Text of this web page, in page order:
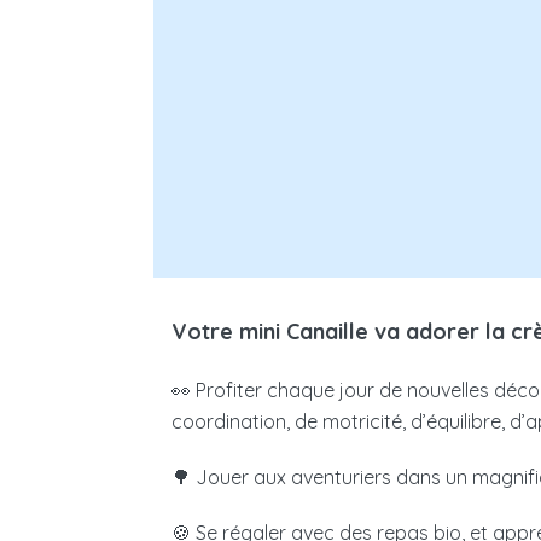
Les résultats obtenus n'ont qu'une
crèche ouvre droit à un crédit
Votre mini Canaille va adorer la
👀 Profiter chaque jour de nouvelles
coordination, de motricité, d’équilibre,
🌳 Jouer aux aventuriers dans un
🍪 Se régaler avec des repas bio, et